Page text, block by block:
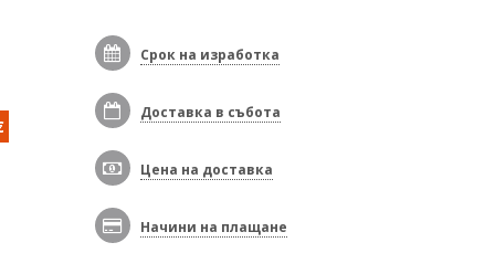
Срок на изработка
Доставка в събота
Цена на доставка
Начини на плащане